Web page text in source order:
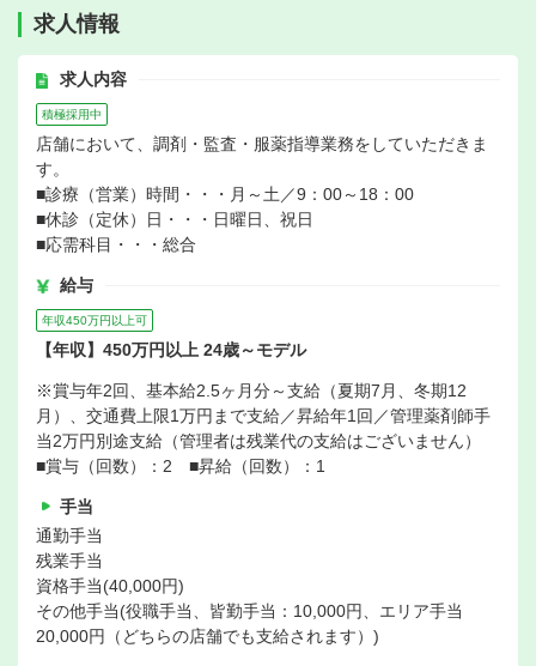
求人情報
求人内容
積極採用中
店舗において、調剤・監査・服薬指導業務をしていただきま
す。
■診療（営業）時間・・・月～土／9：00～18：00
■休診（定休）日・・・日曜日、祝日
■応需科目・・・総合
給与
年収450万円以上可
【年収】450万円以上 24歳～モデル
※賞与年2回、基本給2.5ヶ月分～支給（夏期7月、冬期12
月）、交通費上限1万円まで支給／昇給年1回／管理薬剤師手
当2万円別途支給（管理者は残業代の支給はございません）
■賞与（回数）：2 ■昇給（回数）：1
手当
通勤手当
残業手当
資格手当(40,000円)
その他手当(役職手当、皆勤手当：10,000円、エリア手当
20,000円（どちらの店舗でも支給されます）)